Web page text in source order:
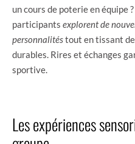
un cours de poterie en équipe
participants explorent de
personnalitéstout en tissant
durables. Rires et échanges
sportive.
Les expériences